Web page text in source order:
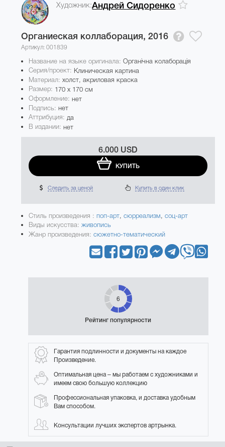
Художник:Андрей Сидоренко
Органиеская коллаборация, 2016
Артикул: 001839
Название на языке оригинала: Органічна колаборація
Серия/проект: Клиническая картина
Материал: холст, акриловая краска
Размер: 170 x 170 см
Оформление:нет
Подпись:нет
Аттрибуция: да
В издании:нет
6.000 USD
КУПИТЬ
Следить за ценой Купить в один клик
Стиль произведения : поп-арт,сюрреализм,соц-арт
Виды искусства:живопись
Жанр произведения: сюжетно-тематический
6
Рейтинг популярности
Гарантия подлинности и документы на каждое
Произведение.
Оптимальная цена – мы работаем с художниками и
имеем свою большую коллекцию
Профессиональная упаковка, и доставка удобным
Вам способом.
Консультации лучших экспертов артрынка.